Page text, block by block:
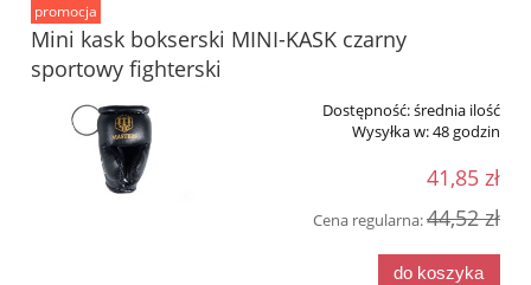
Mini kask bokserski MINI-KASK czarny
sportowy fighterski
Dostępność:średnia ilość
Wysyłka w:48 godzin
41,85 zł
Cena regularna:44,52 zł
do koszyka
promocja